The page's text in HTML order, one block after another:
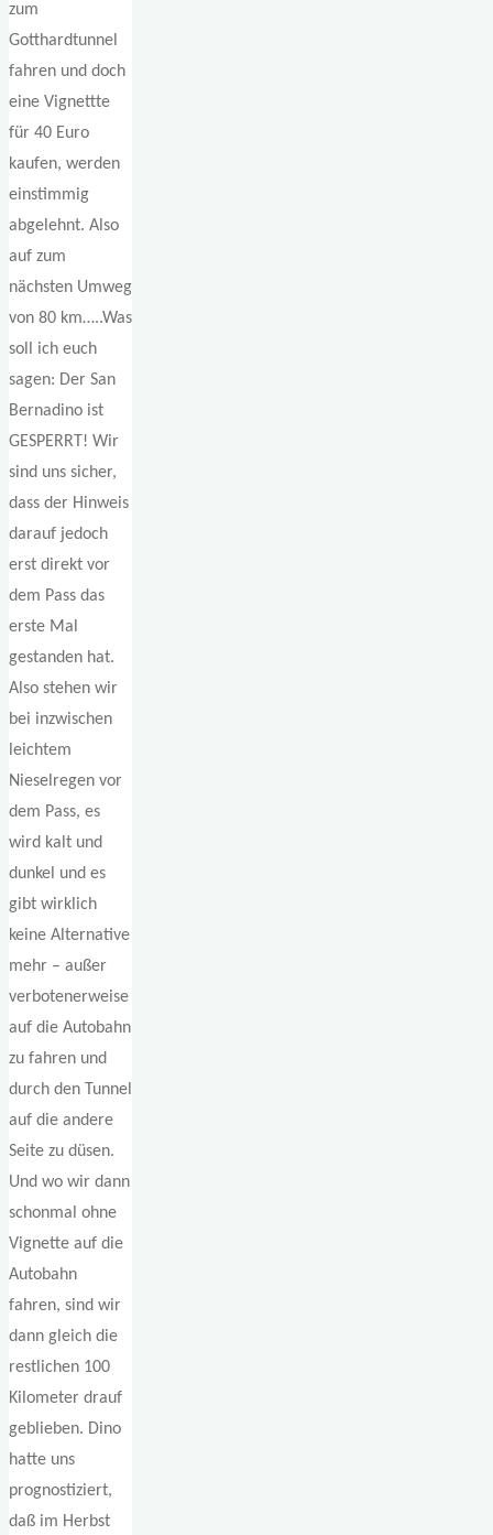
zum
Gotthardtunnel
fahren und doch
eine Vignettte
für 40 Euro
kaufen, werden
einstimmig
abgelehnt. Also
auf zum
nächsten Umweg
von 80 km…..Was
soll ich euch
sagen: Der San
Bernadino ist
GESPERRT! Wir
sind uns sicher,
dass der Hinweis
darauf jedoch
erst direkt vor
dem Pass das
erste Mal
gestanden hat.
Also stehen wir
bei inzwischen
leichtem
Nieselregen vor
dem Pass, es
wird kalt und
dunkel und es
gibt wirklich
keine Alternative
mehr – außer
verbotenerweise
auf die Autobahn
zu fahren und
durch den Tunnel
auf die andere
Seite zu düsen.
Und wo wir dann
schonmal ohne
Vignette auf die
Autobahn
fahren, sind wir
dann gleich die
restlichen 100
Kilometer drauf
geblieben. Dino
hatte uns
prognostiziert,
daß im Herbst